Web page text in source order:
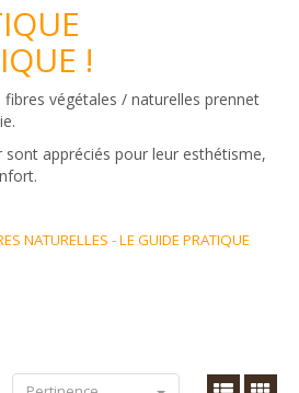
!
végétales / naturelles prennet
appréciés pour leur esthétisme,
NATURELLES - LE GUIDE PRATIQUE